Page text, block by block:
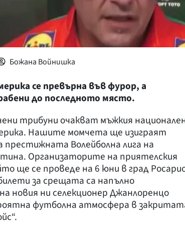
ВОЙНАТА В
ВРЕМЕТО
Божана Войнишка
се превърна във фурор, а
до последното място.
трибуни очакват мъжкия
Нашите момчета ще изиграят
Волейболна лига на
Организаторите на приятелския
ще се проведе на 6 юни в град
за срещата са напълно
новия ни селекционер Джанлоренцо
футболна атмосфера в